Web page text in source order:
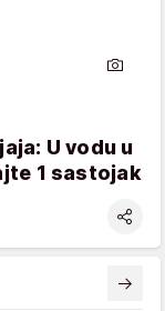
U vodu u
1 sastojak